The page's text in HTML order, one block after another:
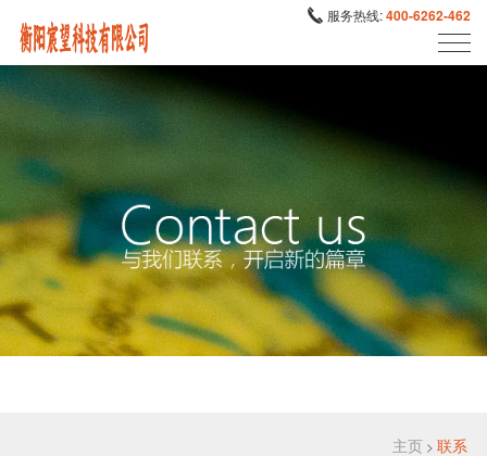
服务热线:400-6262-462
主页 >联系